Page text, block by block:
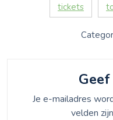
tickets
Je e-mailadres
velden